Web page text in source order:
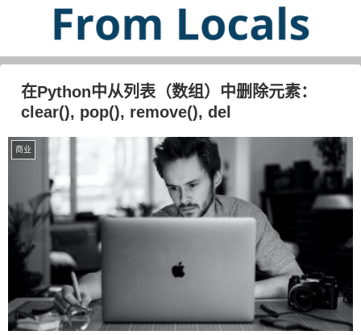
在Python中从列表（数组）中删除元素：
clear(), pop(), remove(), del
商业